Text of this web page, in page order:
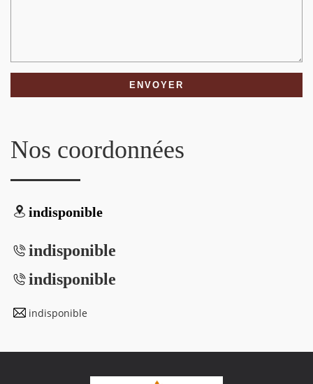
Nos coordonnées
indisponible
indisponible
indisponible
indisponible